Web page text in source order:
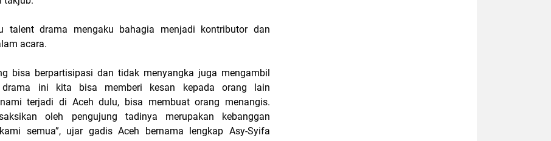
talent drama mengaku bahagia menjadi kontributor dan
acara.
bisa berpartisipasi dan tidak menyangka juga mengambil
drama ini kita bisa memberi kesan kepada orang lain
terjadi di Aceh dulu, bisa membuat orang menangis.
oleh pengujung tadinya merupakan kebanggan
semua”, ujar gadis Aceh bernama lengkap Asy-Syifa